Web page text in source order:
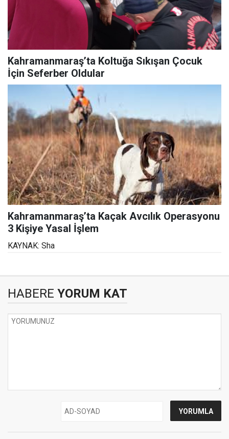
Kahramanmaraş’ta Koltuğa Sıkışan Çocuk
İçin Seferber Oldular
Kahramanmaraş’ta Kaçak Avcılık Operasyonu
3 Kişiye Yasal İşlem
KAYNAK: Sha
HABERE YORUM KAT